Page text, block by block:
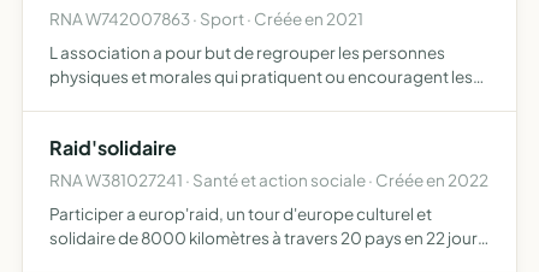
RNA W742007863 · Sport · Créée en 2021
L association a pour but de regrouper les personnes
physiques et morales qui pratiquent ou encouragent les
Raid'solidaire
RNA W381027241 · Santé et action sociale · Créée en 2022
Participer a europ'raid, un tour d'europe culturel et
solidaire de 8000 kilomètres à travers 20 pays en 22 jours